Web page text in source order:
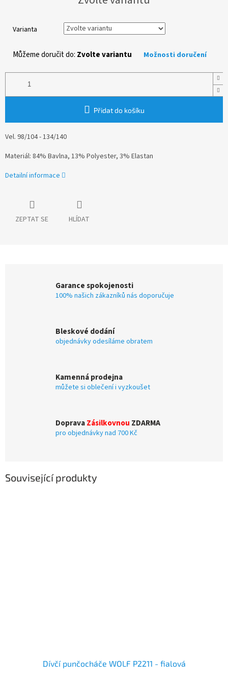
Varianta
Můžeme doručit do: Zvolte variantu Možnosti doručení
Přidat do košíku
Vel. 98/104 - 134/140
Materiál: 84% Bavlna, 13% Polyester, 3% Elastan
Detailní informace
ZEPTAT SE HLÍDAT
Garance spokojenosti
100% našich zákazníků nás doporučuje
Bleskové dodání
objednávky odesíláme obratem
Kamenná prodejna
můžete si oblečení i vyzkoušet
DopravaZásilkovnou ZDARMA
pro objednávky nad 700 Kč
Související produkty
Dívčí punčocháče WOLF P2211 - fialová